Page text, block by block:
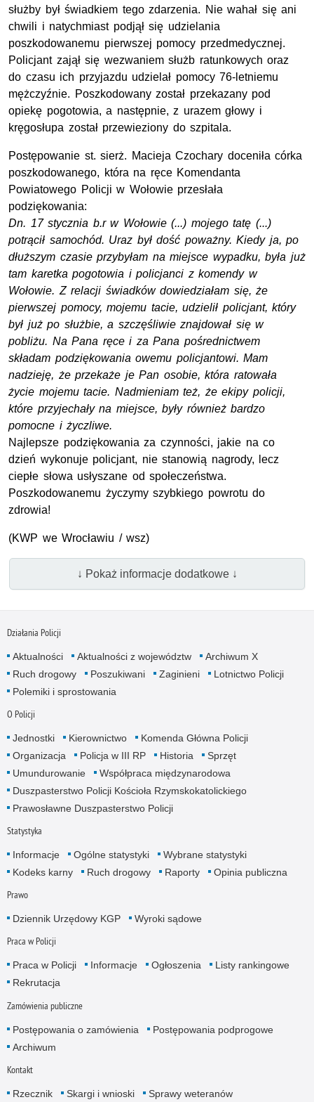
służby był świadkiem tego zdarzenia. Nie wahał się ani
chwili i natychmiast podjął się udzielania
poszkodowanemu pierwszej pomocy przedmedycznej.
Policjant zajął się wezwaniem służb ratunkowych oraz
do czasu ich przyjazdu udzielał pomocy 76-letniemu
mężczyźnie. Poszkodowany został przekazany pod
opiekę pogotowia, a następnie, z urazem głowy i
kręgosłupa został przewieziony do szpitala.
Postępowanie st. sierż. Macieja Czochary doceniła córka
poszkodowanego, która na ręce Komendanta
Powiatowego Policji w Wołowie przesłała
podziękowania:
Dn. 17 stycznia b.r w Wołowie (...) mojego tatę (...)
potrącił samochód. Uraz był dość poważny. Kiedy ja, po
dłuższym czasie przybyłam na miejsce wypadku, była już
tam karetka pogotowia i policjanci z komendy w
Wołowie. Z relacji świadków dowiedziałam się, że
pierwszej pomocy, mojemu tacie, udzielił policjant, który
był już po służbie, a szczęśliwie znajdował się w
pobliżu. Na Pana ręce i za Pana pośrednictwem
składam podziękowania owemu policjantowi. Mam
nadzieję, że przekaże je Pan osobie, która ratowała
życie mojemu tacie. Nadmieniam też, że ekipy policji,
które przyjechały na miejsce, były również bardzo
pomocne i życzliwe.
Najlepsze podziękowania za czynności, jakie na co
dzień wykonuje policjant, nie stanowią nagrody, lecz
ciepłe słowa usłyszane od społeczeństwa.
Poszkodowanemu życzymy szybkiego powrotu do
zdrowia!
(KWP we Wrocławiu / wsz)
↓ Pokaż informacje dodatkowe ↓
Działania Policji
Aktualności Aktualności z województw
Archiwum X
Ruch drogowy
Poszukiwani Zaginieni
Lotnictwo Policji
Polemiki i sprostowania
O Policji
Jednostki Kierownictwo
Komenda Główna Policji
Organizacja
Policja w III RP Historia
Sprzęt
Umundurowanie
Współpraca międzynarodowa
Duszpasterstwo Policji Kościoła Rzymskokatolickiego
Prawosławne Duszpasterstwo Policji
Statystyka
Informacje Ogólne statystyki
Wybrane statystyki
Kodeks karny
Ruch drogowy Raporty Opinia publiczna
Prawo
Dziennik Urzędowy KGP Wyroki sądowe
Praca w Policji
Praca w Policji Informacje Ogłoszenia
Listy rankingowe
Rekrutacja
Zamówienia publiczne
Postępowania o zamówienia
Postępowania podprogowe
Archiwum
Kontakt
Rzecznik Skargi i wnioski Sprawy weteranów